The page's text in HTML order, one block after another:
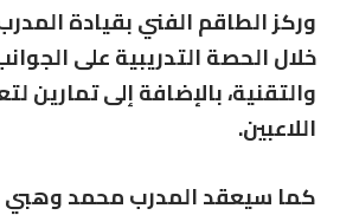
وركز الطاقم الفني بقيادة
خلال الحصة التدريبية على
والتقنية، بالإضافة إلى تمارين
اللاعبين.
كما سيعقد المدرب محمد وهبي